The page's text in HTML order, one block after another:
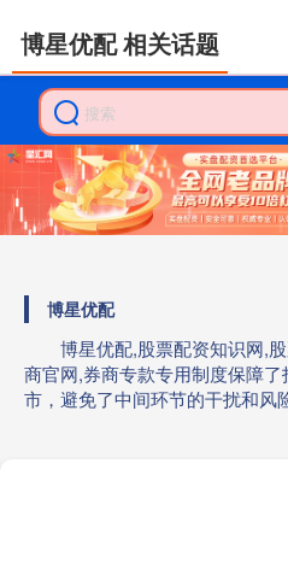
博星优配
博星优配,股票配资知识网,
商官网,券商专款专用制度保障
市，避免了中间环节的干扰和风
博星优配 相关话题